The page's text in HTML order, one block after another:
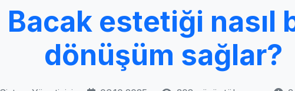
Bacak estetiği nasıl
dönüşüm sağlar?